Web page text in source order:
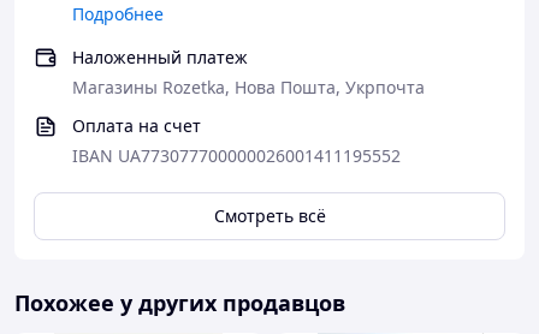
Подробнее
Наложенный платеж
Магазины Rozetka, Нова Пошта, Укрпочта
Оплата на счет
IBAN UA773077700000026001411195552
Смотреть всё
Похожее у других продавцов